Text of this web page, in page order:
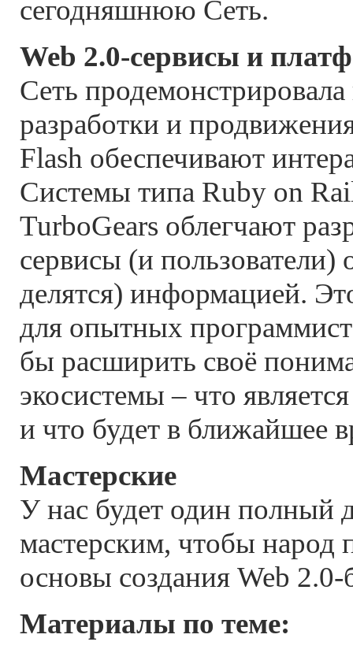
сегодняшнюю Сеть.
Web 2.0-сервисы и
Сеть
разработки и
Flash обеспечивают
Системы типа Ruby on
TurboGears облегчают
сервисы (и пользователи)
делятся) информацией.
для опытных
бы расширить своё
экосистемы – что
и что будет в ближайшее
Мастерские
У нас будет один полный
мастерским, чтобы народ
основы создания Web 2.0-
Материалы по теме: